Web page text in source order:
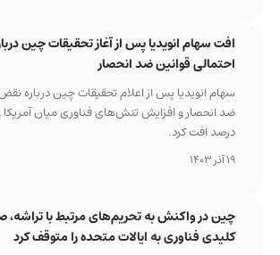
افت سهام انویدیا پس از آغاز تحقیقات چین
احتمالی قوانین ضد انحصار
سهام انویدیا پس از اعلام تحقیقات چین درباره نقض
درصد افت کرد.
چین در واکنش به تحریم‌های مرتبط با تراشه،
کلیدی فناوری به ایالات متحده را متوقف کرد